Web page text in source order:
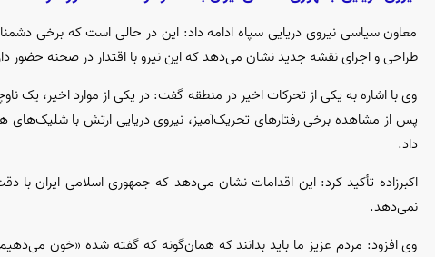
معاون سیاسی نیروی دریایی سپاه ادامه داد: این در حالی است که برخی
طراحی و اجرای نقشه جدید نشان می‌دهد که این نیرو با اقتدار در صحنه حضور
وی با اشاره به یکی از تحرکات اخیر در منطقه گفت: در یکی از موارد اخیر،
پس از مشاهده برخی رفتار‌های تحریک‌آمیز، نیروی دریایی ارتش با شلیک‌های
داد.
اکبرزاده تأکید کرد: این اقدامات نشان می‌دهد که جمهوری اسلامی ایران با
نمی‌دهد.
وی افزود: مردم عزیز ما باید بدانند که همان‌گونه که گفته شده «خون